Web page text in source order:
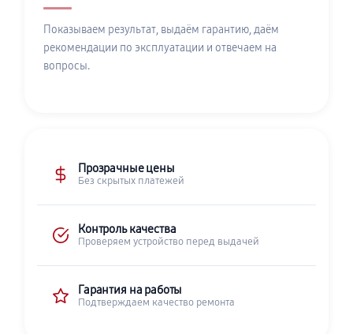
Показываем результат, выдаём гарантию, даём
рекомендации по эксплуатации и отвечаем на
вопросы.
Прозрачные цены
Без скрытых платежей
Контроль качества
Проверяем устройство перед выдачей
Гарантия на работы
Подтверждаем качество ремонта